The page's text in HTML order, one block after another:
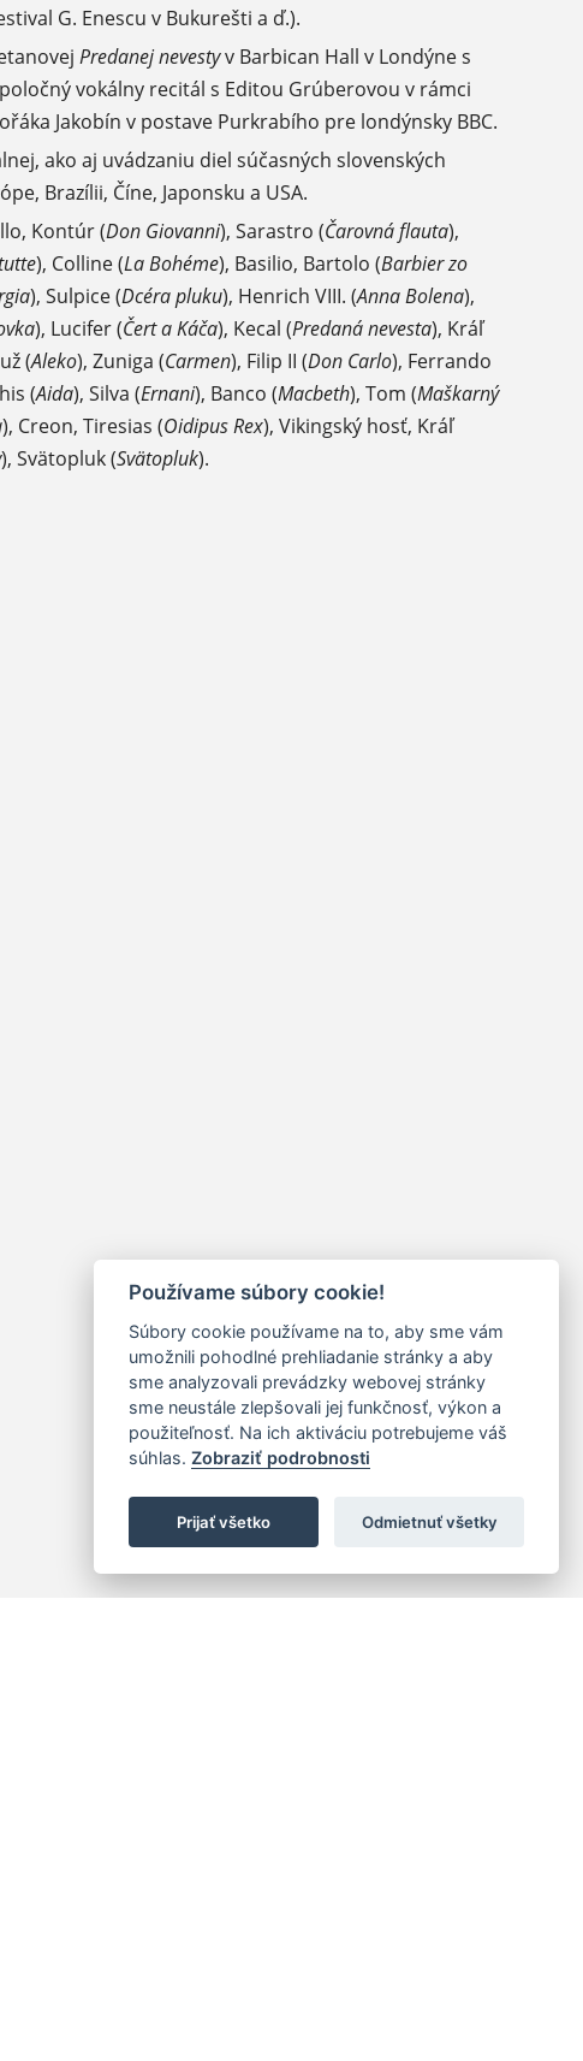
G. Enescu v Bukurešti a ď.).
Predanej nevestyv Barbican Hall v Londýne s
vokálny recitál s Editou Grúberovou v rámci
Jakobín v postave Purkrabího pre londýnsky BBC.
ako aj uvádzaniu diel súčasných slovenských
Brazílii, Číne, Japonsku a USA.
Kontúr (Don Giovanni), Sarastro (Čarovná flauta),
), Colline (La Bohéme), Basilio, Bartolo (Barbier zo
), Sulpice (Dcéra pluku), Henrich VIII. (Anna Bolena),
), Lucifer (Čert a Káča), Kecal (Predaná nevesta), Kráľ
(Aleko), Zuniga (Carmen), Filip II (Don Carlo), Ferrando
(Aida), Silva (Ernani), Banco (Macbeth), Tom (Maškarný
), Creon, Tiresias (Oidipus Rex), Vikingský hosť, Kráľ
), Svätopluk (Svätopluk).
Používame súbory cookie!
Súbory cookie používame na to, aby sme vám
umožnili pohodlné prehliadanie stránky a aby
sme analyzovali prevádzky webovej stránky
sme neustále zlepšovali jej funkčnosť, výkon a
použiteľnosť. Na ich aktiváciu potrebujeme váš
súhlas. Zobraziť podrobnosti
Prijať všetko Odmietnuť všetky